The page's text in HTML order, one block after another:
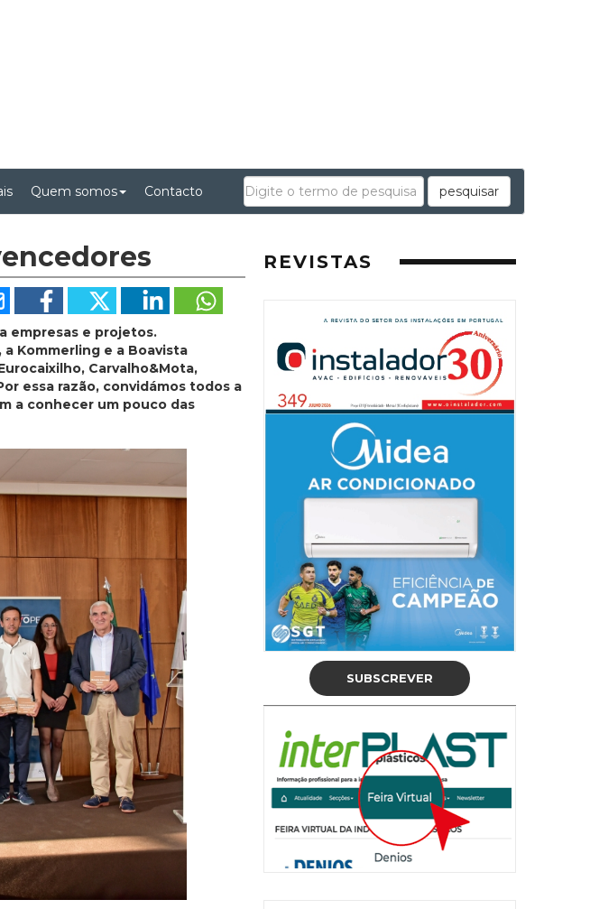
Quem somos Contacto pesquisar
empresas e projetos.
Kommerling e a Boavista
Carvalho&Mota,
essa razão, convidámos todos a
a conhecer um pouco das
REVISTAS
SUBSCREVER